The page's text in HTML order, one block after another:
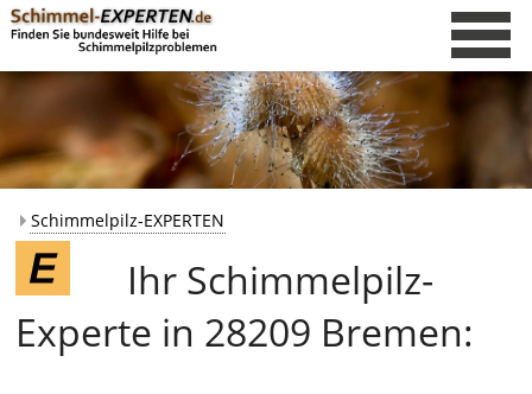
Schimmelpilz-EXPERTEN
Ihr Schimmelpilz-
Experte in 28209 Bremen: